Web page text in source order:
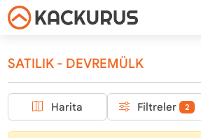
SATILIK - DEVREMÜLK
Harita Filtreler 2